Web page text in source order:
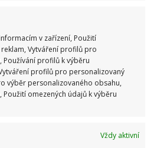
v zařízení, Použití
Vytváření profilů pro
profilů k výběru
profilů pro personalizovaný
výběr personalizovaného obsahu,
Použití omezených údajů k výběru
Vždy aktivní